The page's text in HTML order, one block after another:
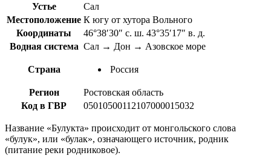
Устье
Сал
Местоположение К югу от хутора Вольного
Координаты
46°38′30″ с. ш. 43°35′17″ в. д.
Водная система Сал → Дон → Азовское море
Страна Россия
Регион
Ростовская область
Код в ГВР
05010500112107000015032
Название «Булукта» происходит от монгольского слова
«булук», или «булак», означающего источник, родник
(питание реки родниковое).